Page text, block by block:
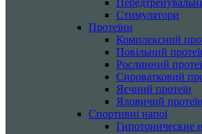
Стимулятори
Протеїни
Комплексний
Повільний
Рослинний
Сироватковий
Яєчний протеїн
Яловичий протеїн
Спортивні напої
Гипотонические